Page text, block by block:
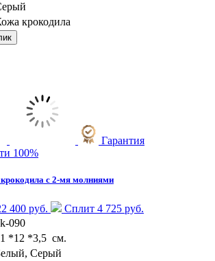
крокодила
Гарантия
100%
с 2-мя молниями
400 руб.
Сплит 4 725 руб.
090
*12 *3,5 см.
Серый